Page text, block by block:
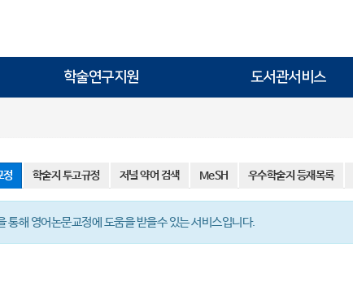
학술연구지원 도서관서비스
정 학술지 투고규정 저널 약어 검색 MeSH 우수학술지 등재목록
통해 영어논문교정에 도움을 받을수 있는 서비스입니다.